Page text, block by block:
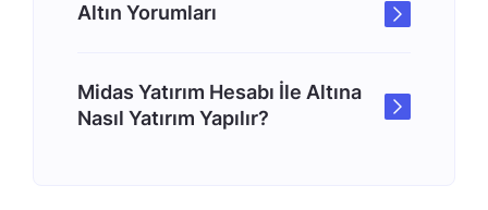
Altın Yorumları
Midas Yatırım Hesabı İle Altına
Nasıl Yatırım Yapılır?